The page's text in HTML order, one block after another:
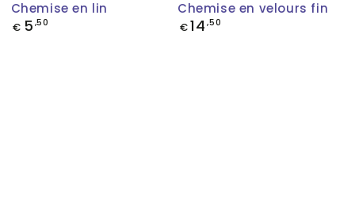
Chemise en lin
Prix
€ 5 ,50
Chemise en velours fin
Prix
€14 ,50